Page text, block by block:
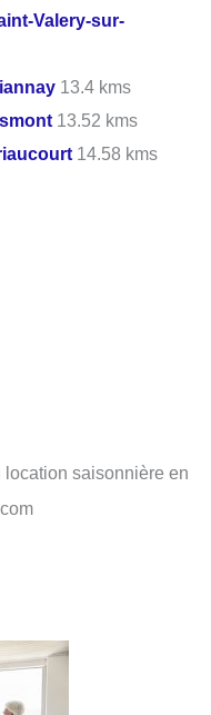
Valery-sur-
13.4 kms
13.52 kms
14.58 kms
saisonnière en